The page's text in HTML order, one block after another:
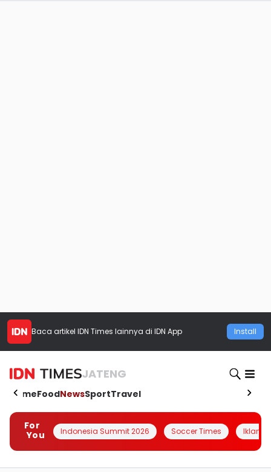
Baca artikel IDN Times lainnya di IDN App Install
JATENG
HomeFoodNewsSportTravel
For
You
Indonesia Summit 2026 Soccer Times Iklanin